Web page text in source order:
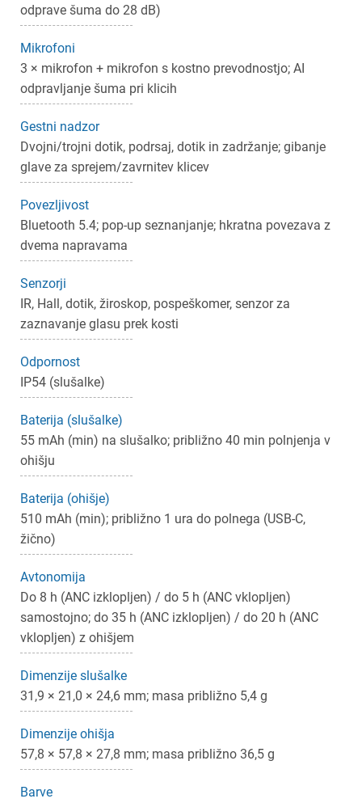
odprave šuma do 28 dB)
Mikrofoni
3 × mikrofon + mikrofon s kostno prevodnostjo; AI
odpravljanje šuma pri klicih
Gestni nadzor
Dvojni/trojni dotik, podrsaj, dotik in zadržanje; gibanje
glave za sprejem/zavrnitev klicev
Povezljivost
Bluetooth 5.4; pop-up seznanjanje; hkratna povezava z
dvema napravama
Senzorji
IR, Hall, dotik, žiroskop, pospeškomer, senzor za
zaznavanje glasu prek kosti
Odpornost
IP54 (slušalke)
Baterija (slušalke)
55 mAh (min) na slušalko; približno 40 min polnjenja v
ohišju
Baterija (ohišje)
510 mAh (min); približno 1 ura do polnega (USB-C,
žično)
Avtonomija
Do 8 h (ANC izklopljen) / do 5 h (ANC vklopljen)
samostojno; do 35 h (ANC izklopljen) / do 20 h (ANC
vklopljen) z ohišjem
Dimenzije slušalke
31,9 × 21,0 × 24,6 mm; masa približno 5,4 g
Dimenzije ohišja
57,8 × 57,8 × 27,8 mm; masa približno 36,5 g
Barve
Za dodajanje na seznam želja morate biti prijavljeni.
Prekliči Prijava